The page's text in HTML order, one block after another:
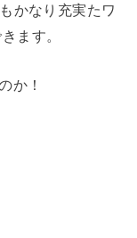
かなり充実たワ
ます。
か！